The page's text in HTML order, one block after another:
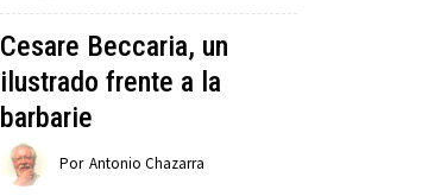
Cesare Beccaria, un
ilustrado frente a la
barbarie
Por Antonio Chazarra